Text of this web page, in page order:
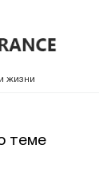
жизни
теме